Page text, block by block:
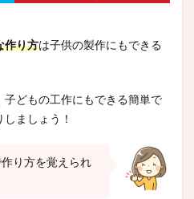
作り方は子供の製作にもできる
どもの工作にもできる簡単で
ましょう！
り方を覚えられ